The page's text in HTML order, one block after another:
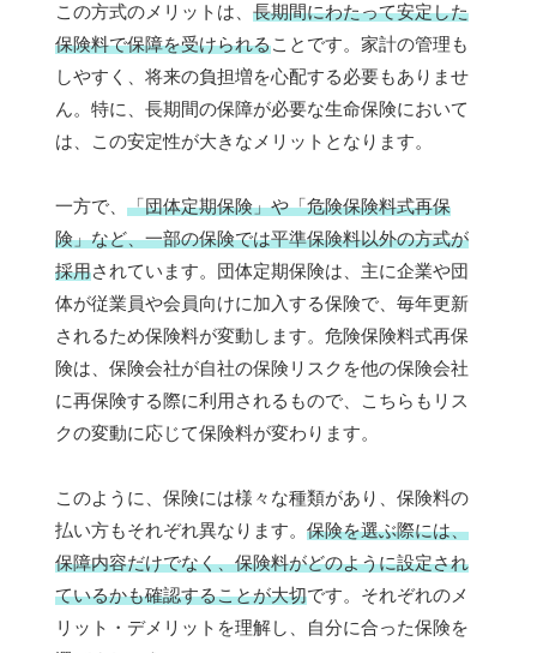
この方式のメリットは、 長期間にわたって安定した
保険料で保障を受けられることです。家計の管理も
しやすく、将来の負担増を心配する必要もありませ
ん。特に、長期間の保障が必要な生命保険において
は、この安定性が大きなメリットとなります。
一方で、 「団体定期保険」や「危険保険料式再保
険」など、一部の保険では平準保険料以外の方式が
採用されています。団体定期保険は、主に企業や団
体が従業員や会員向けに加入する保険で、毎年更新
されるため保険料が変動します。危険保険料式再保
険は、保険会社が自社の保険リスクを他の保険会社
に再保険する際に利用されるもので、こちらもリス
クの変動に応じて保険料が変わります。
このように、保険には様々な種類があり、保険料の
払い方もそれぞれ異なります。 保険を選ぶ際には、
保障内容だけでなく、保険料がどのように設定され
ているかも確認することが大切です。それぞれのメ
リット・デメリットを理解し、自分に合った保険を